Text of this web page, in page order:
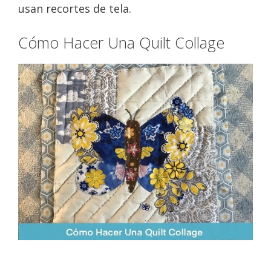
usan recortes de tela.
Cómo Hacer Una Quilt Collage